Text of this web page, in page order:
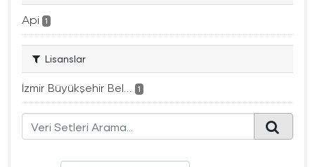
Api 1
Lisanslar
İzmir Büyükşehir Bel... 1